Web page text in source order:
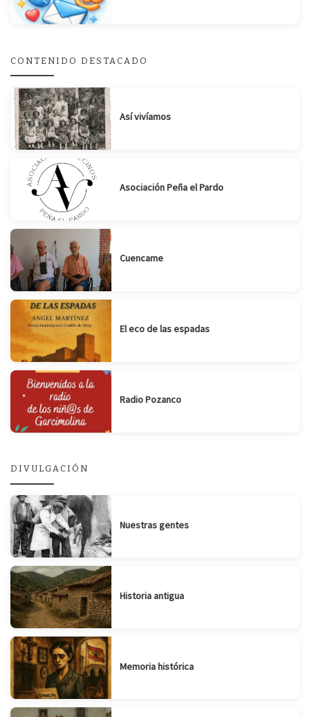
CONTENIDO DESTACADO
Así vivíamos
Asociación Peña el Pardo
Cuencame
El eco de las espadas
Radio Pozanco
DIVULGACIÓN
Nuestras gentes
Historia antigua
Memoria histórica